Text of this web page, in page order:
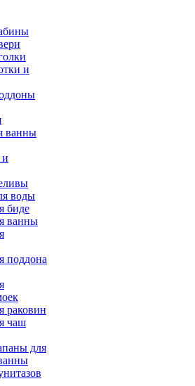
и
ванны
воды
биде
ванны
поддона
раковин
чаш
для